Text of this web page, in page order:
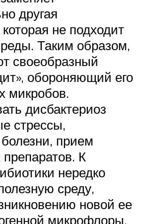
другая
не подходит
Таким образом,
своеобразный
обороняющий его
микробов.
дисбактериоз
стрессы,
прием
К
нередко
среду,
новой ее
микрофлоры.